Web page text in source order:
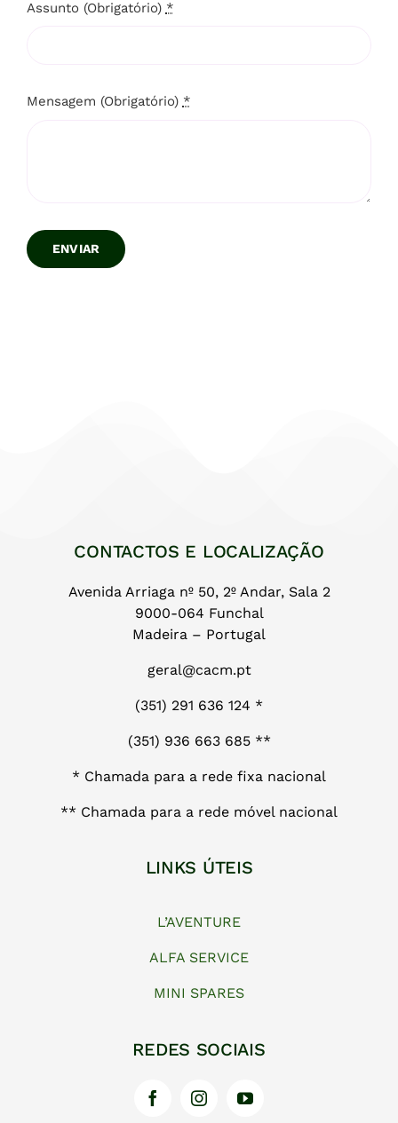
Assunto (Obrigatório) *
Mensagem (Obrigatório) *
ENVIAR
CONTACTOS E LOCALIZAÇÃO
Avenida Arriaga nº 50, 2º Andar, Sala 2
9000-064 Funchal
Madeira – Portugal
geral@cacm.pt
(351) 291 636 124 *
(351) 936 663 685 **
* Chamada para a rede fixa nacional
** Chamada para a rede móvel nacional
LINKS ÚTEIS
L’AVENTURE
ALFA SERVICE
MINI SPARES
REDES SOCIAIS